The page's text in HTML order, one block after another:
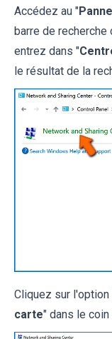
Accédez au "
barre de
entrez dans "
le résultat de la
Cliquez sur l'option
carte" dans le